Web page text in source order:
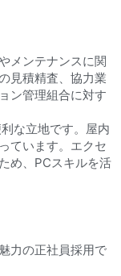
メンテナンスに関
見積精査、協力業
ン管理組合に対す
な立地です。屋内
ています。エクセ
め、PCスキルを活
力の正社員採用で